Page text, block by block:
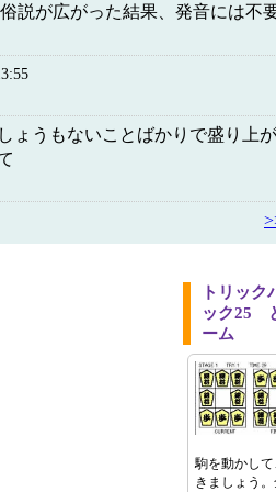
説が広がった結果、発音には不
ょうもないことばかりで盛り上
トリッ
ック25
ーム
駒を動かし
きましょう